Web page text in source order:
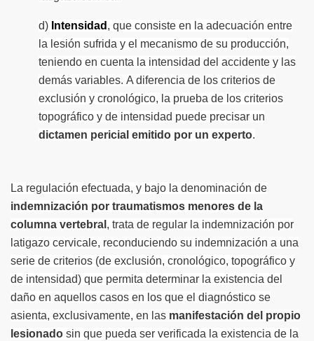
d) Intensidad , que consiste en la adecuación entre
la lesión sufrida y el mecanismo de su producción,
teniendo en cuenta la intensidad del accidente y las
demás variables. A diferencia de los criterios de
exclusión y cronológico, la prueba de los criterios
topográfico y de intensidad puede precisar un
dictamen pericial emitido por un experto.
La regulación efectuada, y bajo la denominación de
indemnización por traumatismos menores de la
columna vertebra , trata de regular la indemnización por
latigazo cervicale, reconduciendo su indemnización a una
serie de criterios (de exclusión, cronológico, topográfico y
de intensidad) que permita determinar la existencia del
daño en aquellos casos en los que el diagnóstico se
asienta, exclusivamente, en las manifestación del propio
lesionado sin que pueda ser verificada la existencia de la